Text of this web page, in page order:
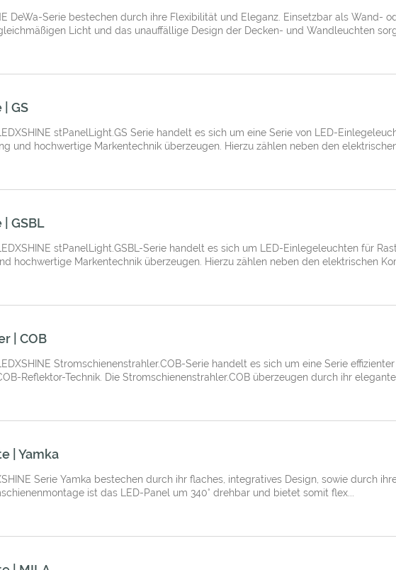
DeWa-Serie bestechen durch ihre Flexibilität und Eleganz. Einsetzbar als Wand-
Licht und das unauffällige Design der Decken- und Wandleuchten
GS
stPanelLight.GS Serie handelt es sich um eine Serie von LED-
und hochwertige Markentechnik überzeugen. Hierzu zählen neben den
GSBL
stPanelLight.GSBL-Serie handelt es sich um LED-Einlegeleuchten für
hochwertige Markentechnik überzeugen. Hierzu zählen neben den elektrischen
| COB
Stromschienenstrahler.COB-Serie handelt es sich um eine Serie
Reflektor-Technik. Die Stromschienenstrahler.COB überzeugen durch ihr elegantes
| Yamka
Serie Yamka bestechen durch ihr flaches, integratives Design, sowie durch
ist das LED-Panel um 340° drehbar und bietet somit flex...